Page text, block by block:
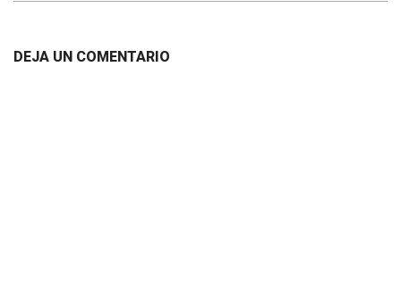
DEJA UN COMENTARIO